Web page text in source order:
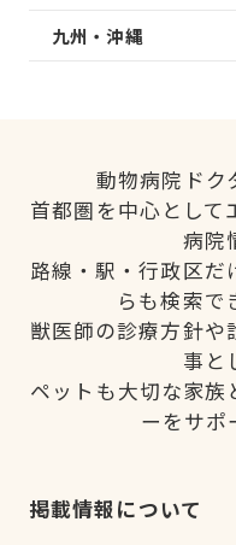
九州・沖縄
動物病院ドク
首都圏を中心として
病院
路線・駅・行政区
らも検索で
獣医師の診療方針や
事と
ペットも大切な家族
ーをサポ
掲載情報について